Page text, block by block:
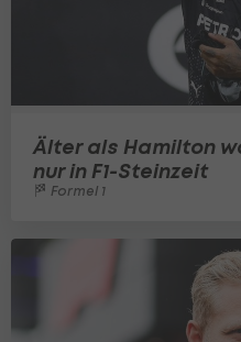
Älter als Hamilton
nur in F1-Steinzeit
Formel 1